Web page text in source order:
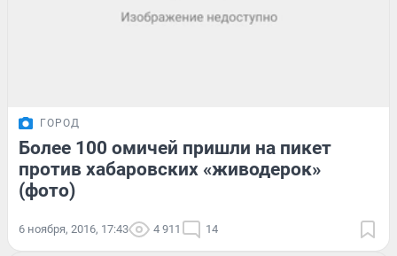
ГОРОД
Более 100 омичей пришли на пикет
против хабаровских «живодерок»
(фото)
6 ноября, 2016, 17:43 4 911 14